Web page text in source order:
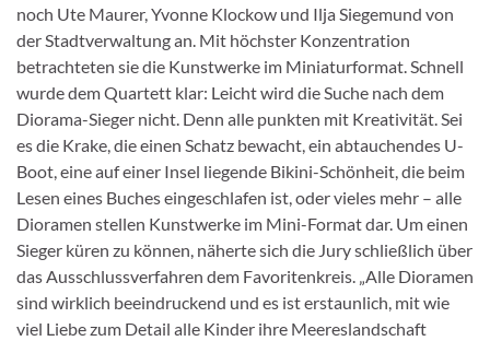
noch Ute Maurer, Yvonne Klockow und Ilja Siegemund von
der Stadtverwaltung an. Mit höchster Konzentration
betrachteten sie die Kunstwerke im Miniaturformat. Schnell
wurde dem Quartett klar: Leicht wird die Suche nach dem
Diorama-Sieger nicht. Denn alle punkten mit Kreativität. Sei
es die Krake, die einen Schatz bewacht, ein abtauchendes U-
Boot, eine auf einer Insel liegende Bikini-Schönheit, die beim
Lesen eines Buches eingeschlafen ist, oder vieles mehr – alle
Dioramen stellen Kunstwerke im Mini-Format dar. Um einen
Sieger küren zu können, näherte sich die Jury schließlich über
das Ausschlussverfahren dem Favoritenkreis. „Alle Dioramen
sind wirklich beeindruckend und es ist erstaunlich, mit wie
viel Liebe zum Detail alle Kinder ihre Meereslandschaft